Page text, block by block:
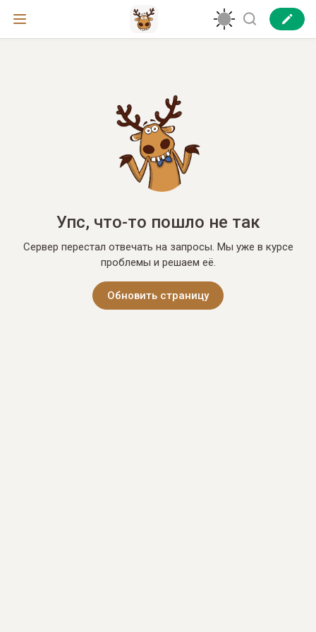
Упс, что-то пошло не так
Сервер перестал отвечать на запросы. Мы уже в курсе
проблемы и решаем её.
Обновить страницу